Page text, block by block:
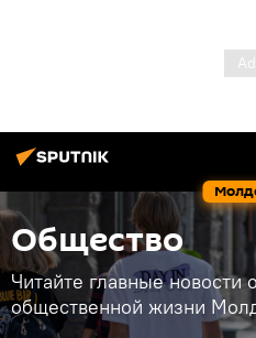
Общество
Читайте главные новости
общественной жизни